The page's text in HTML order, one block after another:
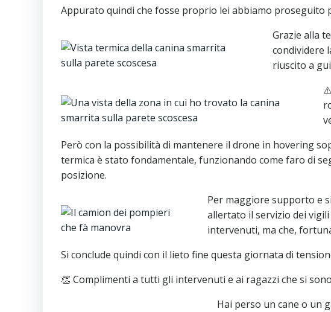
Appurato quindi che fosse proprio lei abbiamo proseguito
Grazie alla
condividere
riuscito a
Però con la possibilità di mantenere il drone in hovering
termica è stato fondamentale, funzionando come faro di
posizione.
Per maggiore supporto e
allertato il servizio dei
intervenuti, ma che,
Si conclude quindi con il lieto fine questa giornata di
👏 Complimenti a tutti gli intervenuti e ai ragazzi che si
Hai perso un cane o un